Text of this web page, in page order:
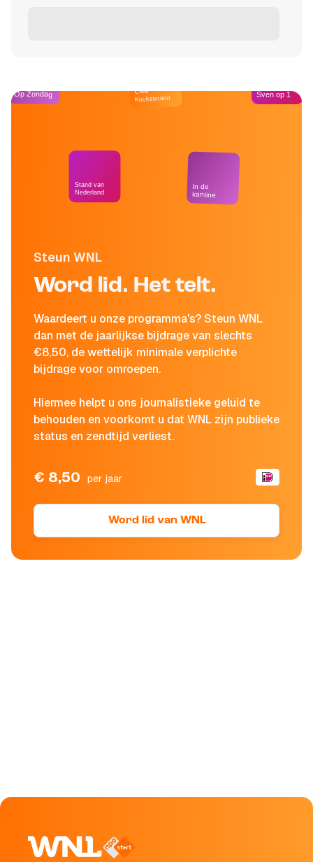
Steun WNL
Word lid. Het telt.
Waardeert u onze programma's? Steun WNL
dan met de jaarlijkse bijdrage van slechts
€8,50, de wettelijk minimale verplichte
bijdrage voor omroepen.
Hiermee helpt u ons journalistieke geluid te
behouden en voorkomt u dat WNL zijn publieke
status en zendtijd verliest.
€ 8,50 per jaar
Word lid van WNL
Op Zondag
Stand van
Nederland
Café
Kockelmann
In de
kantine
Sven op 1